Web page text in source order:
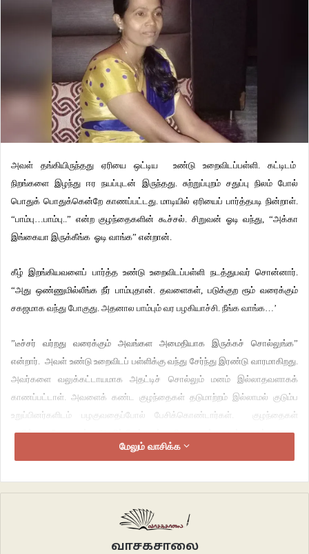
அவள் தங்கியிருந்தது ஏரியை ஒட்டிய உண்டு உறைவிடப்பள்ளி. கட்டிடம்
நிறங்களை இழந்து ஈர நயப்புடன் இருந்தது. ­­சுற்றுப்புறம் சதுப்பு நிலம் போல்
பொதுக் பொதுக்கென்றே காணப்பட்டது. மாடியில் ஏரியைப் பார்த்தபடி நின்றாள்.
“பாம்பு…பாம்பு..” என்ற குழந்தைகளின் கூச்சல். சிறுவன் ஓடி வந்து, “அக்கா
இங்கையா இருக்கீங்க ஓடி வாங்க” என்றான்.
கீழ் இறங்கியவளைப் பார்த்த உண்டு உறைவிடப்பள்ளி நடத்துபவர் சொன்னார்.
“அது ஒண்ணுமில்லீங்க நீர் பாம்புதான். தவளைகள், படுக்குற ரூம் வரைக்கும்
சகஜமாக வந்து போகுது. அதனால பாம்பும் வர பழகியாச்சி. நீங்க வாங்க…’
”டீச்சர் வர்றது வரைக்கும் அவங்கள அமைதியாக இருக்கச் சொல்லுங்க”
என்றார். அவள் உண்டு உறைவிடப் பள்ளிக்கு வந்து சேர்ந்து இரண்டு வாரமாகிறது.
அவர்களை வலுக்கட்டாயமாக அதட்டிச் சொல்லும் மனம் இல்லாதவளாகக்
காணப்பட்டாள். அவளைக் கண்ட குழந்தைகள் தடுமாற்றம் இல்லாமல் குடும்ப
உறுப்பினர்களிடம் பழகுவதைப்போல் பேசிக்கொண்டார்கள். குழந்தைகள்
குளித்து சீருடைகள் அணிந்திருந்தனர். சில குழந்தைகள் கலர் ஆடை
உடுத்தியிருந்தனர். முன்னறையில் வகுப்பு வாரியாகப் பிரித்து உட்கார வைத்தாள்.
வகுப்பிற்குள் நுழைந்த ஆசிரியருக்கு வணக்கம் சொல்லி உட்கார்ந்து கொண்டனர்
மேலும் வாசிக்க
வாசகசாலை